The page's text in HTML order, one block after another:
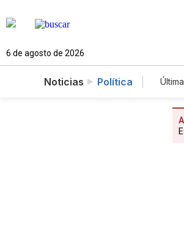
6 de agosto de 2026
Noticias Política